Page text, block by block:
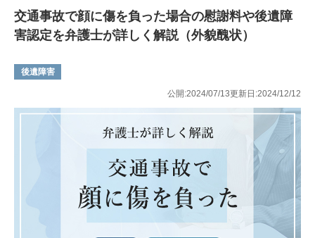
交通事故で顔に傷を負った場合の慰謝料や後遺障
害認定を弁護士が詳しく解説（外貌醜状）
後遺障害
公開:2024/07/13更新日:2024/12/12